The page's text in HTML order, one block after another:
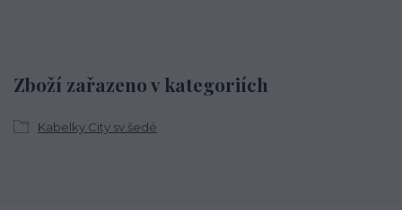
Zboží zařazeno v kategoriích
Kabelky City sv.šedé